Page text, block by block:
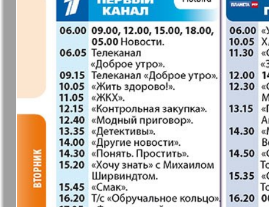
30
3
7
13
19
25
МК-Германия
планета мнений
МК-
Новые Земляки
Panorama-mir
Русский вояж